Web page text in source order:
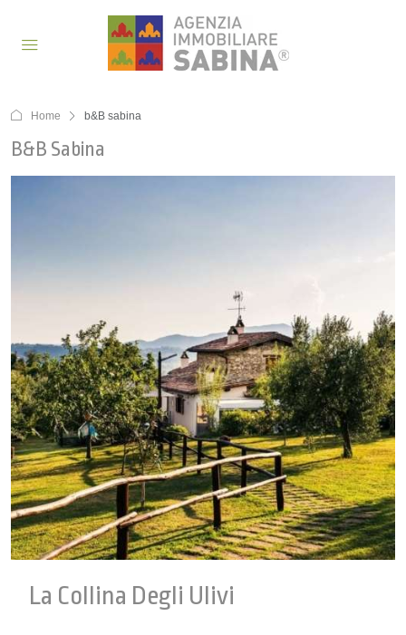
Home b&B sabina
B&B Sabina
La Collina Degli Ulivi